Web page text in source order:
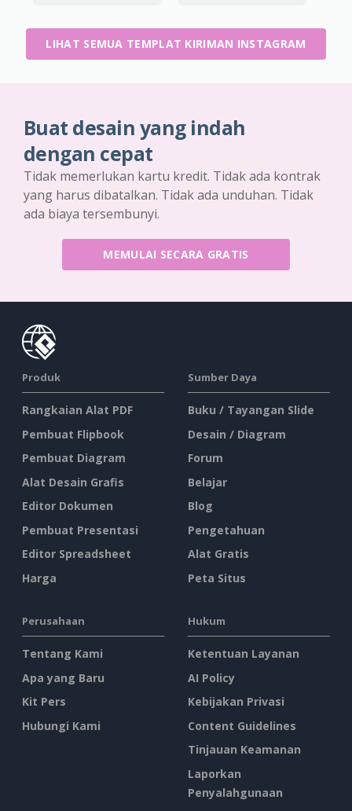
LIHAT SEMUA TEMPLAT KIRIMAN INSTAGRAM
Buat desain yang indah
dengan cepat
Tidak memerlukan kartu kredit. Tidak ada kontrak
yang harus dibatalkan. Tidak ada unduhan. Tidak
ada biaya tersembunyi.
MEMULAI SECARA GRATIS
Produk
Rangkaian Alat PDF
Pembuat Flipbook
Pembuat Diagram
Alat Desain Grafis
Editor Dokumen
Pembuat Presentasi
Editor Spreadsheet
Harga
Sumber Daya
Buku / Tayangan Slide
Desain / Diagram
Forum
Belajar
Blog
Pengetahuan
Alat Gratis
Peta Situs
Perusahaan
Tentang Kami
Apa yang Baru
Kit Pers
Hubungi Kami
Hukum
Ketentuan Layanan
AI Policy
Kebijakan Privasi
Content Guidelines
Tinjauan Keamanan
Laporkan
Penyalahgunaan